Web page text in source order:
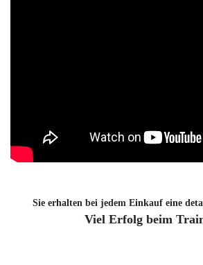
Sie erhalten bei jedem Einkauf eine
Viel Erfolg beim